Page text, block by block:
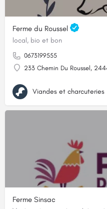
Ferme du Roussel
local, bio et bon
0673199555
233 Chemin Du Roussel,
Viandes et charcuteries
Ferme Sinsac